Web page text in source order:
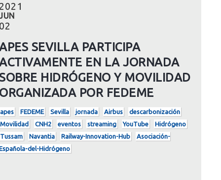
SEVILLA PARTICIPA
EN LA JORNADA
HIDRÓGENO Y MOVILIDAD
POR FEDEME
apes FEDEME Sevilla jornada Airbus
descarbonización
Movilidad
CNH2 eventos streaming YouTube
Hidrógeno
Tussam
Navantia Railway-Innovation-Hub
Asociación-
del-Hidrógeno